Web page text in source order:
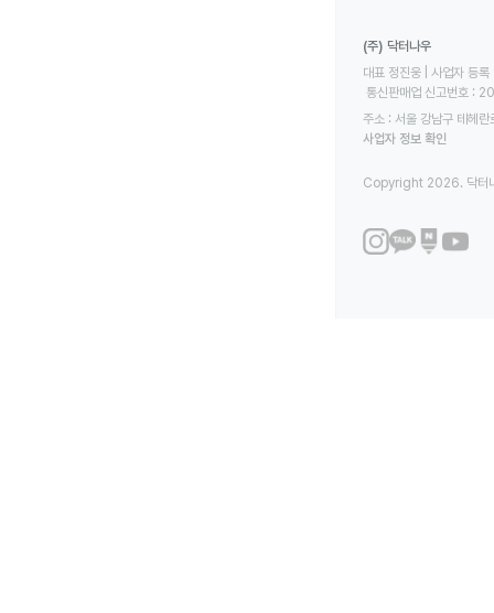
(주) 닥터나우
대표 정진웅 | 사업자
통신판매업 신고번호
주소 : 서울 강남구 테헤
사업자 정보 확인
Copyright 2026. 닥터